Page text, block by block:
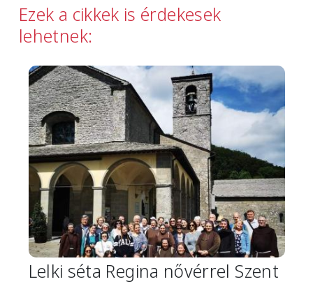
Ezek a cikkek is érdekesek
lehetnek:
Image
Lelki séta Regina nővérrel Szent